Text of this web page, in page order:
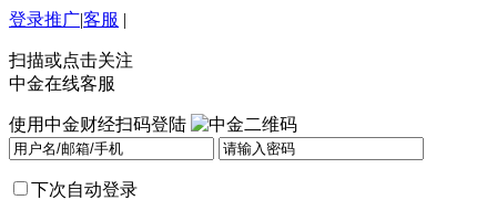
登录推广|客服 |
扫描或点击关注
中金在线客服
使用中金财经扫码登陆
下次自动登录